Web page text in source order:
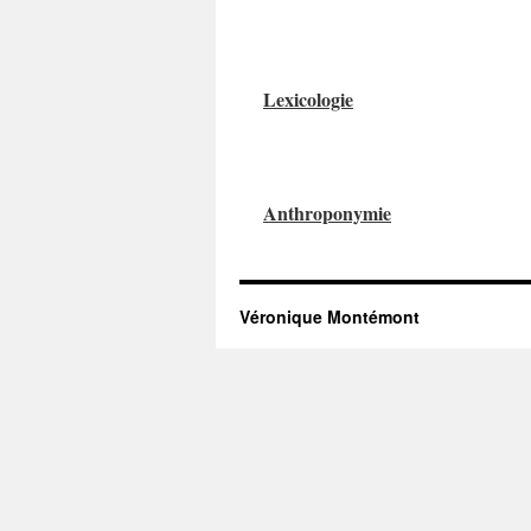
Lexicologie
Anthroponymie
Véronique Montémont